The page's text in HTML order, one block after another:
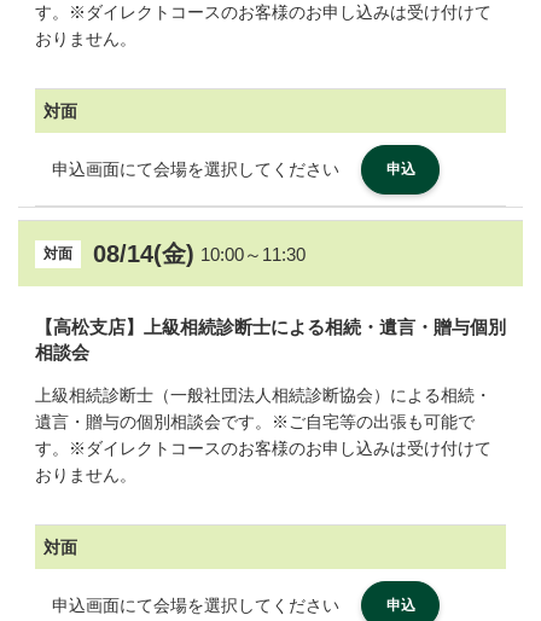
す。※ダイレクトコースのお客様のお申し込みは受け付けて
おりません。
対面
申込画面にて会場を選択してください 申込
対面 08/14(金) 10:00～11:30
【高松支店】上級相続診断士による相続・遺言・贈与個別
相談会
上級相続診断士（一般社団法人相続診断協会）による相続・
遺言・贈与の個別相談会です。※ご自宅等の出張も可能で
す。※ダイレクトコースのお客様のお申し込みは受け付けて
おりません。
対面
申込画面にて会場を選択してください 申込